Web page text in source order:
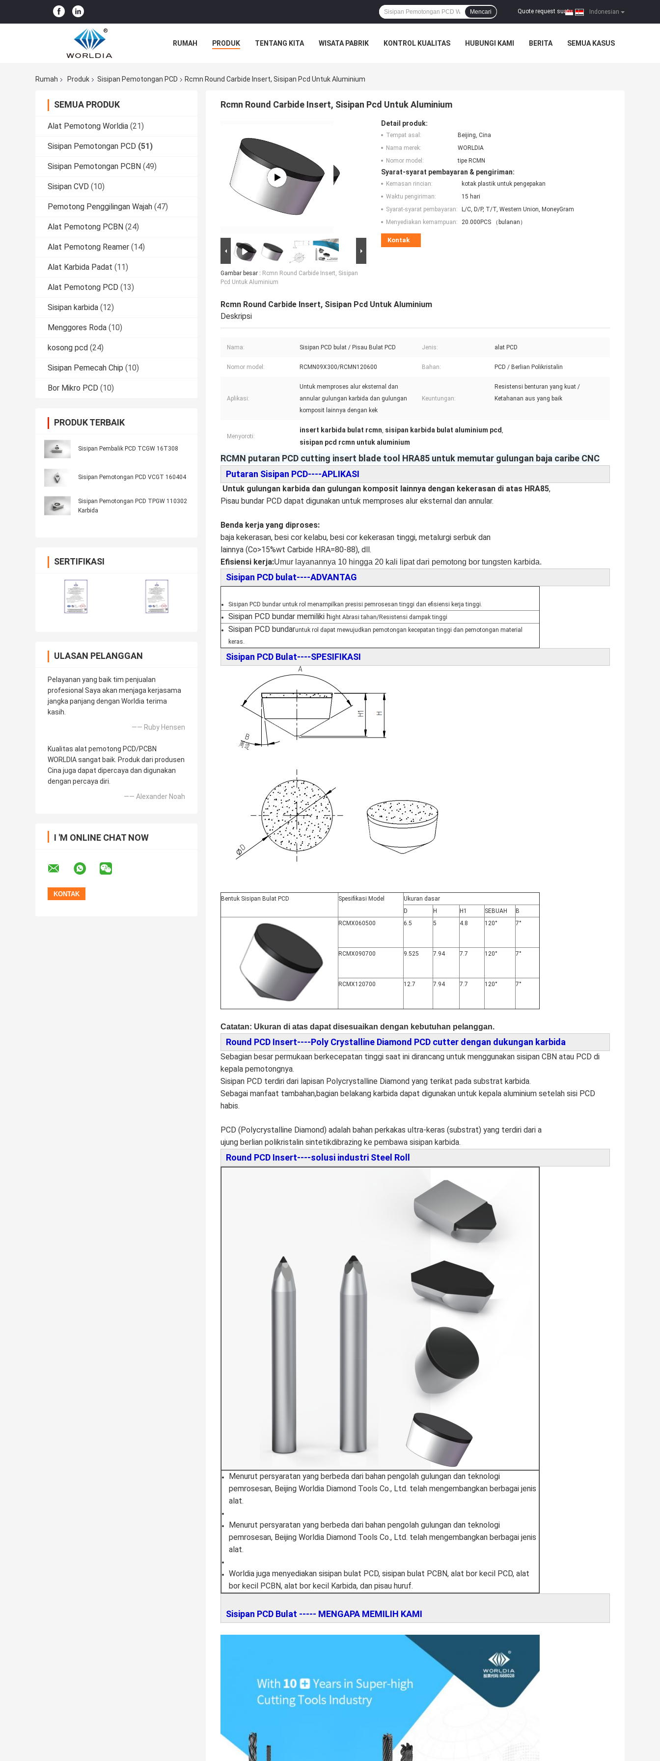
Indonesian
Quote request suatu |
Mencari
RUMAH PRODUK TENTANG KITA WISATA PABRIK KONTROL KUALITAS HUBUNGI KAMI BERITA SEMUA KASUS
Rumah Produk Sisipan Pemotongan PCD Rcmn Round Carbide Insert, Sisipan Pcd Untuk Aluminium
SEMUA PRODUK
Alat Pemotong Worldia (21)
Sisipan Pemotongan PCD (51)
Sisipan Pemotongan PCBN (49)
Sisipan CVD (10)
Pemotong Penggilingan Wajah (47)
Alat Pemotong PCBN (24)
Alat Pemotong Reamer (14)
Alat Karbida Padat (11)
Alat Pemotong PCD (13)
Sisipan karbida (12)
Menggores Roda (10)
kosong pcd (24)
Sisipan Pemecah Chip (10)
Bor Mikro PCD (10)
PRODUK TERBAIK
Sisipan Pembalik PCD TCGW 16T308
Sisipan Pemotongan PCD VCGT 160404
Sisipan Pemotongan PCD TPGW 110302
Karbida
SERTIFIKASI
ULASAN PELANGGAN
Pelayanan yang baik tim penjualan
profesional Saya akan menjaga kerjasama
jangka panjang dengan Worldia terima
kasih.
—— Ruby Hensen
Kualitas alat pemotong PCD/PCBN
WORLDIA sangat baik. Produk dari produsen
Cina juga dapat dipercaya dan digunakan
dengan percaya diri.
—— Alexander Noah
I 'M ONLINE CHAT NOW
Rcmn Round Carbide Insert, Sisipan Pcd Untuk Aluminium
Gambar besar : Rcmn Round Carbide Insert, Sisipan
Pcd Untuk Aluminium
Detail produk:
Tempat asal:
Beijing, Cina
Nama merek:
WORLDIA
Nomor model:
tipe RCMN
Syarat-syarat pembayaran & pengiriman:
Kemasan rincian:
kotak plastik untuk pengepakan
Waktu pengiriman:
15 hari
Syarat-syarat pembayaran:
L/C, D/P, T/T, Western Union, MoneyGram
Menyediakan kemampuan:
20.000PCS （bulanan）
Kontak
Rcmn Round Carbide Insert, Sisipan Pcd Untuk Aluminium
Deskripsi
Nama: Sisipan PCD bulat / Pisau Bulat PCD Jenis: alat PCD
Nomor model: RCMN09X300/RCMN120600 Bahan: PCD / Berlian Polikristalin
Aplikasi:
Untuk memproses alur eksternal dan
annular gulungan karbida dan gulungan
komposit lainnya dengan kek
Keuntungan:
Resistensi benturan yang kuat /
Ketahanan aus yang baik
Menyoroti:
insert karbida bulat rcmn, sisipan karbida bulat aluminium pcd,
sisipan pcd rcmn untuk aluminium
RCMN putaran PCD cutting insert blade tool HRA85 untuk memutar gulungan baja caribe CNC
Putaran Sisipan PCD----APLIKASI
Untuk gulungan karbida dan gulungan komposit lainnya dengan kekerasan di atas HRA85,
Pisau bundar PCD dapat digunakan untuk memproses alur eksternal dan annular.
Benda kerja yang diproses:
baja kekerasan, besi cor kelabu, besi cor kekerasan tinggi, metalurgi serbuk dan
lainnya (Co>15%wt Carbide HRA=80-88), dll.
Efisiensi kerja:Umur layanannya 10 hingga 20 kali lipat dari pemotong bor tungsten karbida.
Sisipan PCD bulat----ADVANTAG
Sisipan PCD bundar untuk rol menampilkan presisi pemrosesan tinggi dan efisiensi kerja tinggi.
Sisipan PCD bundar memiliki hight Abrasi tahan/Resistensi dampak tinggi
Sisipan PCD bundaruntuk rol dapat mewujudkan pemotongan kecepatan tinggi dan pemotongan material
keras.
Sisipan PCD Bulat----SPESIFIKASI
Bentuk Sisipan Bulat PCD Spesifikasi Model
Ukuran dasar
D
H H1 SEBUAH
B
RCMX060500
6.5 5 4.8 120° 7°
RCMX090700 9.525 7.94 7.7 120° 7°
RCMX120700 12.7 7.94 7.7 120° 7°
Catatan: Ukuran di atas dapat disesuaikan dengan kebutuhan pelanggan.
Round PCD Insert----Poly Crystalline Diamond PCD cutter dengan dukungan karbida
Sebagian besar permukaan berkecepatan tinggi saat ini dirancang untuk menggunakan sisipan CBN atau PCD di
kepala pemotongnya.
Sisipan PCD terdiri dari lapisan Polycrystalline Diamond yang terikat pada substrat karbida.
Sebagai manfaat tambahan,bagian belakang karbida dapat digunakan untuk kepala aluminium setelah sisi PCD
habis.
PCD (Polycrystalline Diamond) adalah bahan perkakas ultra-keras (substrat) yang terdiri dari a
ujung berlian polikristalin sintetikdibrazing ke pembawa sisipan karbida.
Round PCD Insert----solusi industri Steel Roll
Menurut persyaratan yang berbeda dari bahan pengolah gulungan dan teknologi
pemrosesan, Beijing Worldia Diamond Tools Co., Ltd. telah mengembangkan berbagai jenis
alat.
Menurut persyaratan yang berbeda dari bahan pengolah gulungan dan teknologi
pemrosesan, Beijing Worldia Diamond Tools Co., Ltd. telah mengembangkan berbagai jenis
alat.
Worldia juga menyediakan sisipan bulat PCD, sisipan bulat PCBN, alat bor kecil PCD, alat
bor kecil PCBN, alat bor kecil Karbida, dan pisau huruf.
Sisipan PCD Bulat ----- MENGAPA MEMILIH KAMI